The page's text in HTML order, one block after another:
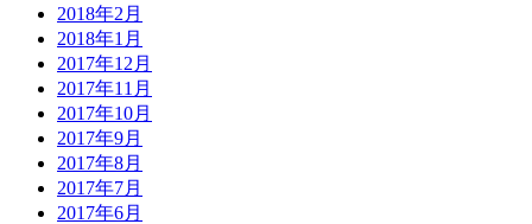
2018年2月
2018年1月
2017年12月
2017年11月
2017年10月
2017年9月
2017年8月
2017年7月
2017年6月